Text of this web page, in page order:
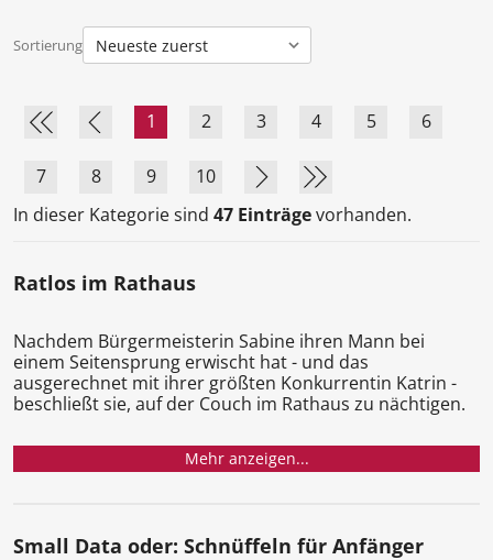
Sortierung
1 2 3 4 5 6
7 8 9
10
In dieser Kategorie sind 47 Einträgevorhanden.
Ratlos im Rathaus
Nachdem Bürgermeisterin Sabine ihren Mann bei
einem Seitensprung erwischt hat - und das
ausgerechnet mit ihrer größten Konkurrentin Katrin -
beschließt sie, auf der Couch im Rathaus zu nächtigen.
Mehr anzeigen...
Small Data oder: Schnüffeln für Anfänger